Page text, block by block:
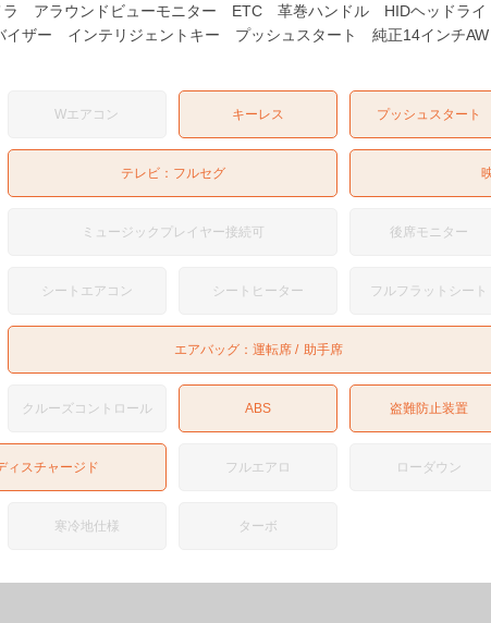
アラウンドビューモニター ETC 革巻ハンドル HIDヘッドラ
ザー インテリジェントキー プッシュスタート 純正14インチ
Wエアコン キーレス プッシュスタート
テレビ： フルセグ
ミュージックプレイヤー接続可 後席モニター
シートエアコン シートヒーター フルフラットシート
エアバッグ： 運転席 助手席
クルーズコントロール ABS 盗難防止装置
ィスチャージド フルエアロ ローダウン
寒冷地仕様 ターボ